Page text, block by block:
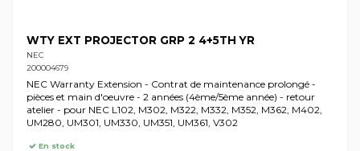
WTY EXT PROJECTOR GRP 2 4+5TH YR
NEC
200004679
NEC Warranty Extension - Contrat de maintenance prolongé -
pièces et main d'oeuvre - 2 années (4ème/5ème année) - retour
atelier - pour NEC L102, M302, M322, M332, M352, M362, M402,
UM280, UM301, UM330, UM351, UM361, V302
En stock